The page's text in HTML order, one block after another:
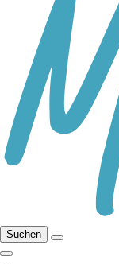
Suchen